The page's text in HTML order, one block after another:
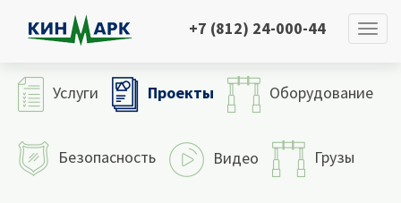
+7 (812) 24-000-44
Услуги Проекты Оборудование
Безопасность Видео Грузы